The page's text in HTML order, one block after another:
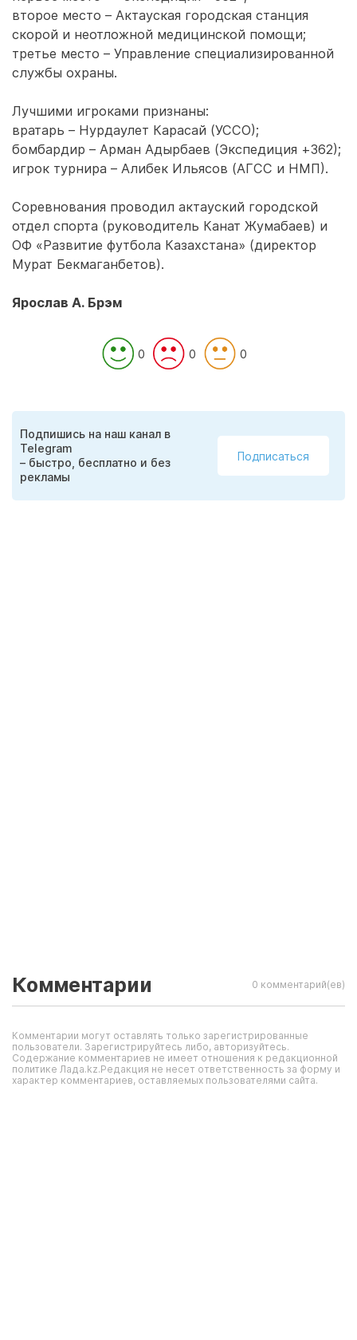
второе место – Актауская городская станция
скорой и неотложной медицинской помощи;
третье место – Управление специализированной
службы охраны.
Лучшими игроками признаны:
вратарь – Нурдаулет Карасай (УССО);
бомбардир – Арман Адырбаев (Экспедиция +362);
игрок турнира – Алибек Ильясов (АГСС и НМП).
Соревнования проводил актауский городской
отдел спорта (руководитель Канат Жумабаев) и
ОФ «Развитие футбола Казахстана» (директор
Мурат Бекмаганбетов).
Ярослав А. Брэм
0 0 0
Подпишись на наш канал в
Telegram
– быстро, бесплатно и без
рекламы
Подписаться
Комментарии 0 комментарий(ев)
Комментарии могут оставлять только зарегистрированные
пользователи. Зарегистрируйтесь либо, авторизуйтесь.
Содержание комментариев не имеет отношения к редакционной
политике Лада.kz.Редакция не несет ответственность за форму и
характер комментариев, оставляемых пользователями сайта.